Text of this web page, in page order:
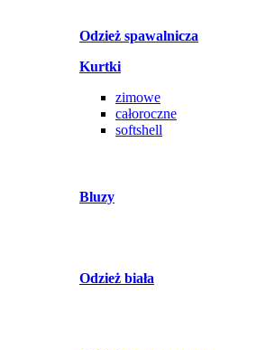
Odzież spawalnicza
Kurtki
zimowe
całoroczne
softshell
Bluzy
Odzież biała